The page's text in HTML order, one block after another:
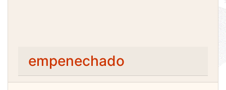
empenechado